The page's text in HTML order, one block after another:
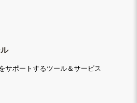
サポートするツール＆サービス